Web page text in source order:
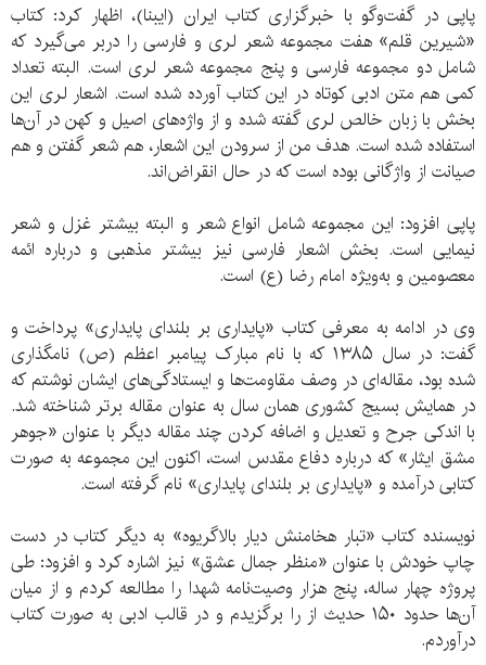
پاپی در گفت‌وگو با خبرگزاری کتاب ایران (ایبنا)، اظهار کرد: کتاب
«شیرین قلم» هفت مجموعه شعر لری و فارسی را دربر می‌گیرد که
شامل دو مجموعه فارسی و پنج مجموعه شعر لری است. البته تعداد
کمی هم متن ادبی کوتاه در این کتاب آورده شده است. اشعار لری این
بخش با زبان خالص لری گفته شده و از واژه‌های اصیل و کهن در آن‌ها
استفاده شده است. هدف من از سرودن این اشعار، هم شعر گفتن و هم
صیانت از واژگانی بوده است که در حال انقراض‌اند.
پاپی افزود: این مجموعه شامل انواع شعر و البته بیشتر غزل و شعر
نیمایی است. بخش اشعار فارسی نیز بیشتر مذهبی و درباره ائمه
معصومین و به‌ویژه امام رضا (ع) است.
وی در ادامه به معرفی کتاب «پایداری بر بلندای پایداری» پرداخت و
گفت: در سال ۱۳۸۵ که با نام مبارک پیامبر اعظم (ص) نامگذاری
شده بود، مقاله‌ای در وصف مقاومت‌ها و ایستادگی‌های ایشان نوشتم که
در همایش بسیج کشوری همان سال به عنوان مقاله برتر شناخته شد.
با اندکی جرح و تعدیل و اضافه کردن چند مقاله دیگر با عنوان «جوهر
مشق ایثار» که درباره دفاع مقدس است، اکنون این مجموعه به صورت
کتابی درآمده و «پایداری بر بلندای پایداری» نام گرفته است.
نویسنده کتاب «تبار هخامنش دیار بالاگریوه» به دیگر کتاب در دست
چاپ خودش با عنوان «منظر جمال عشق» نیز اشاره کرد و افزود: طی
پروژه چهار ساله، پنج هزار وصیت‌نامه شهدا را مطالعه کردم و از میان
آن‌ها حدود ۱۵۰ حدیث از را برگزیدم و در قالب ادبی به صورت کتاب
درآوردم.